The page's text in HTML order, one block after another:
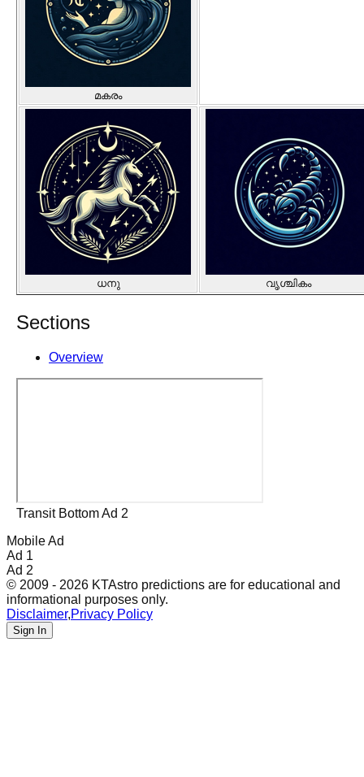
മകരം
ധനു വൃശ്ചികം
Sections
Overview
Transit Bottom Ad 2
Mobile Ad
Ad 1
Ad 2
© 2009 - 2026 KTAstro predictions are for educational and
informational purposes only.
Disclaimer,Privacy Policy
Sign In